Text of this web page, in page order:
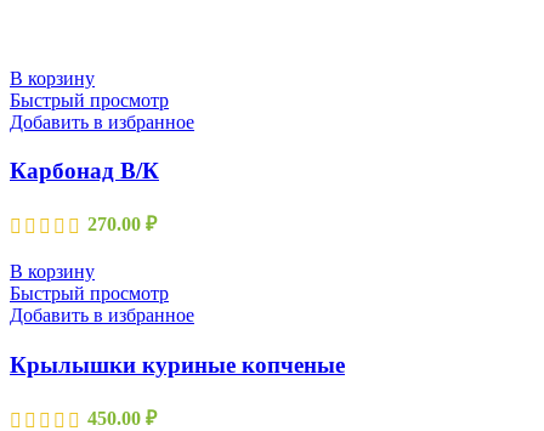
В корзину
Быстрый просмотр
Добавить в избранное
Карбонад В/К
270.00 ₽
В корзину
Быстрый просмотр
Добавить в избранное
Крылышки куриные копченые
450.00 ₽